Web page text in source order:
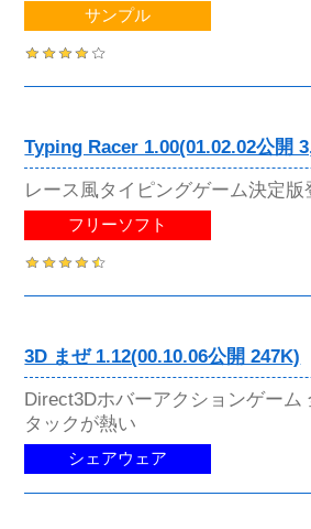
サンプル
Typing Racer 1.00(01.02.02公開
レース風タイピングゲーム決定版
フリーソフト
3D まぜ 1.12(00.10.06公開 247K)
Direct3Dホバーアクションゲーム
タックが熱い
シェアウェア